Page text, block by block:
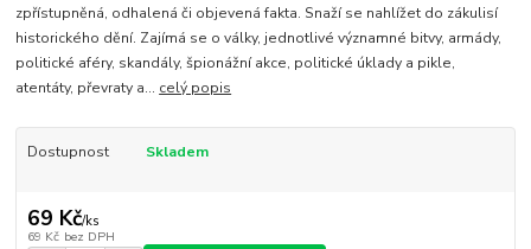
zpřístupněná, odhalená či objevená fakta. Snaží se nahlížet do zákulisí
historického dění. Zajímá se o války, jednotlivé významné bitvy, armády,
politické aféry, skandály, špionážní akce, politické úklady a pikle,
atentáty, převraty a... celý popis
Dostupnost Skladem
69 Kč/ks
69 Kč bez DPH